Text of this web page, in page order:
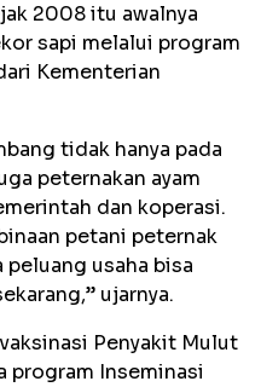
2008 itu awalnya
sapi melalui program
Kementerian
tidak hanya pada
peternakan ayam
dan koperasi.
petani peternak
usaha bisa
ujarnya.
Penyakit Mulut
program Inseminasi